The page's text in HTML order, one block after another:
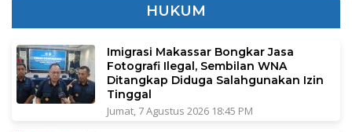
HUKUM
Imigrasi Makassar Bongkar Jasa
Fotografi Ilegal, Sembilan WNA
Ditangkap Diduga Salahgunakan Izin
Tinggal
Jumat, 7 Agustus 2026 18:45 PM